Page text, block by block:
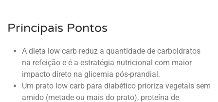
Principais Pontos
A dieta low carb reduz a quantidade de carboidratos
na refeição e é a estratégia nutricional com maior
impacto direto na glicemia pós-prandial.
Um prato low carb para diabético prioriza vegetais sem
amido (metade ou mais do prato), proteína de